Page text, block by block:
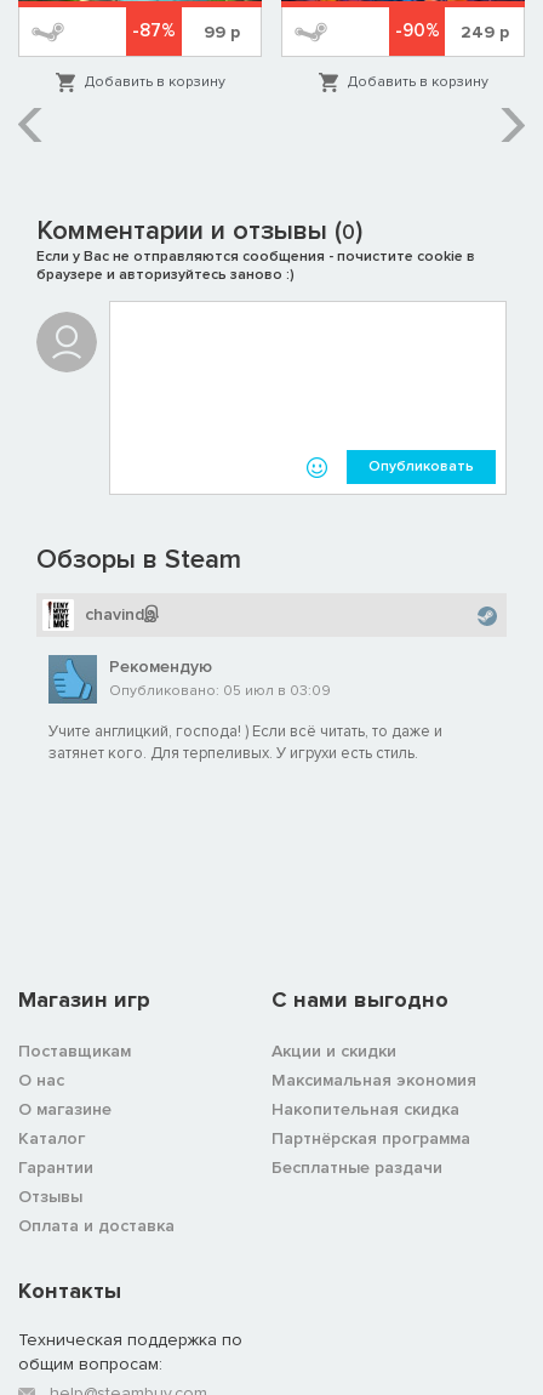
-87% 99р
Добавить в корзину
-90% 249р
Добавить в корзину
Комментарии и отзывы (0)
Если у Вас не отправляются сообщения - почистите cookie в
браузере и авторизуйтесь заново :)
Опубликовать
Обзоры в Steam
chavindஇ
Рекомендую
Опубликовано: 05 июл в 03:09
Учите англицкий, господа! ) Если всё читать, то даже и
затянет кого. Для терпеливых. У игрухи есть стиль.
Магазин игр
Поставщикам
О нас
О магазине
Каталог
Гарантии
Отзывы
Оплата и доставка
C нами выгодно
Акции и скидки
Максимальная экономия
Накопительная скидка
Партнёрская программа
Бесплатные раздачи
Контакты
Техническая поддержка по
общим вопросам: